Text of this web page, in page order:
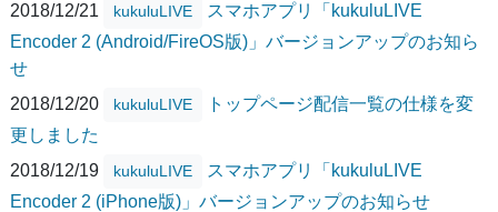
2018/12/21
kukuluLIVE
スマホアプリ「kukuluLIVE
Encoder 2 (Android/FireOS版)」バージョンアップのお知ら
せ
2018/12/20
kukuluLIVE
トップページ配信一覧の仕様を変
更しました
2018/12/19
kukuluLIVE
スマホアプリ「kukuluLIVE
Encoder 2 (iPhone版)」バージョンアップのお知らせ